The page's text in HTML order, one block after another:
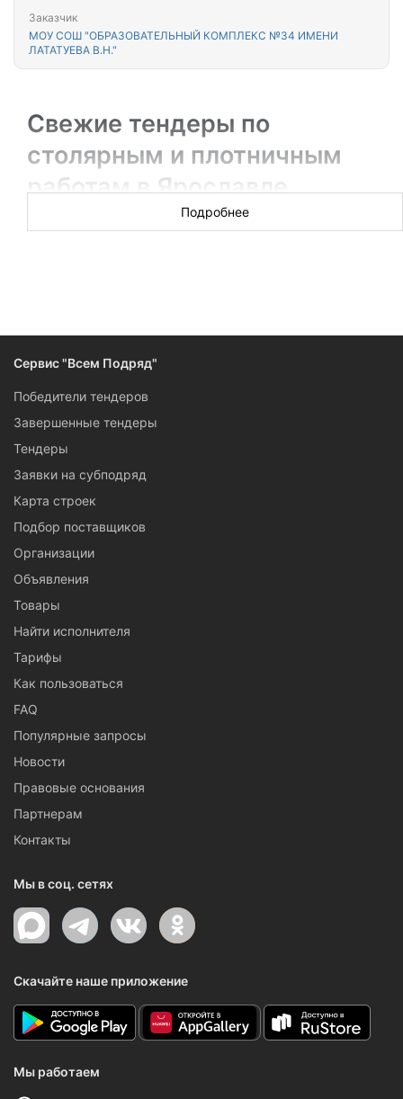
Заказчик
МОУ СОШ "ОБРАЗОВАТЕЛЬНЫЙ КОМПЛЕКС №34 ИМЕНИ
ЛАТАТУЕВА В.Н."
Свежие тендеры по
столярным и плотничным
работам в Ярославле
Новых торгов за сегодня: 23
Ярославля — рекомендуем подписаться на рассылку и
почаще заходить в этот раздел.
Подробнее
Сервис "Всем Подряд"
Победители тендеров
Завершенные тендеры
Тендеры
Заявки на субподряд
Карта строек
Подбор поставщиков
Организации
Объявления
Товары
Найти исполнителя
Тарифы
Как пользоваться
FAQ
Популярные запросы
Новости
Правовые основания
Партнерам
Контакты
Мы в соц. сетях
Скачайте наше приложение
Мы работаем